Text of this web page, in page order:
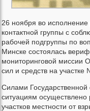
26 ноября во
контактной группы с
рабочей подгруппы по
Минске состоялась
мониторинговой миссии
сил и средств на
Силами
ситуациям
участков местности от